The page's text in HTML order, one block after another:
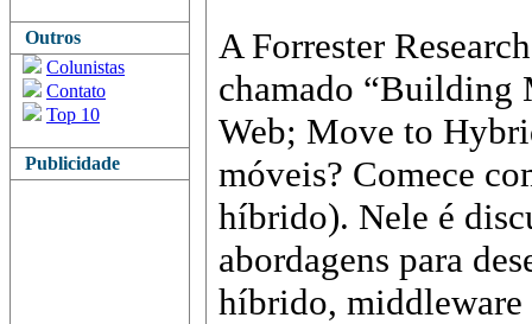
Outros
Colunistas
Contato
Top 10
Publicidade
A Forrester
chamado “Building
Web; Move to
móveis? Comece
híbrido). Nele é
abordagens para
híbrido, middleware